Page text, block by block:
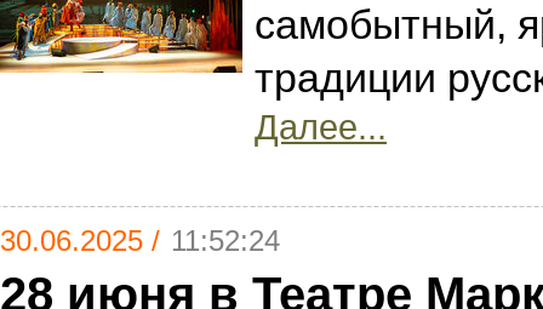
самобытный,
традиции
Далее...
30.06.2025 / 11:52:24
28 июня в Театре